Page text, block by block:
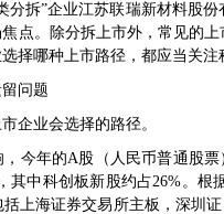
分拆”企业江苏联瑞新材料股
点。除分拆上市外，常见的
择哪种上市路径，都应当关
问题
业会选择的路径。
年的A股（人民币普通股票
其中科创板新股约占26%。
括上海证券交易所主板，深圳